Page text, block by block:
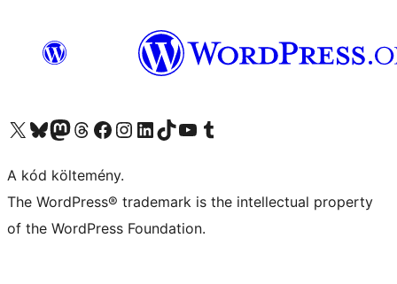
Visit our X (formerly Twitter) account
Visit our Bluesky account
Twitter csatornánk
Visit our Threads account
Facebook oldalunk megtekintése
Visit our Instagram account
Visit our LinkedIn account
Visit our TikTok account
Visit our YouTube channel
Visit our Tumblr account
A kód költemény.
The WordPress® trademark is the intellectual property
of the WordPress Foundation.